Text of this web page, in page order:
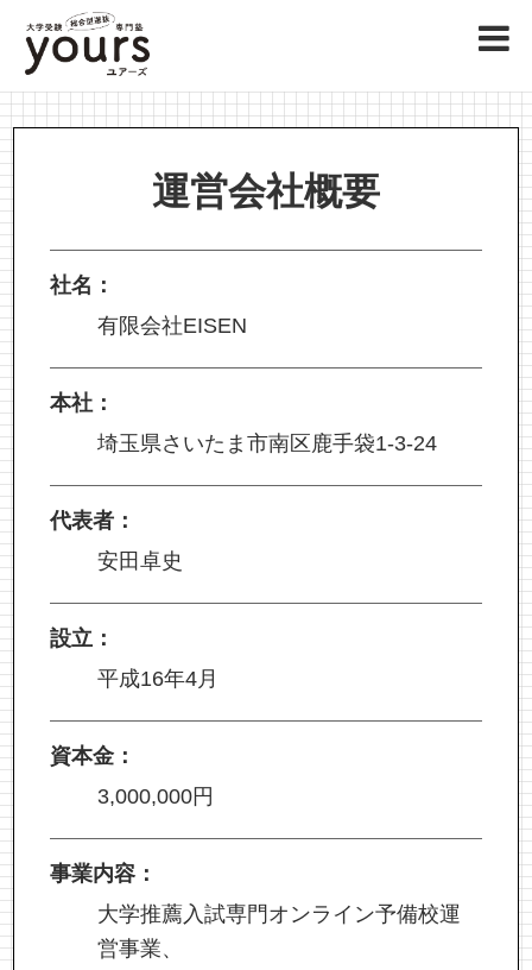
運営会社概要
社名：
有限会社EISEN
本社：
埼玉県さいたま市南区鹿手袋1-3-24
代表者：
安田卓史
設立：
平成16年4月
資本金：
3,000,000円
事業内容：
大学推薦入試専門オンライン予備校運
営事業、